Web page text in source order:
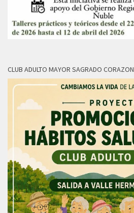
CLUB ADULTO MAYOR SAGRADO CORAZON